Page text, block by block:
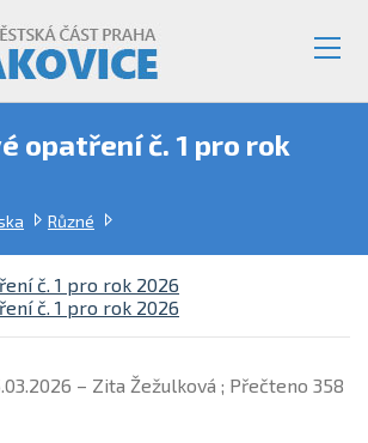
opatření č. 1 pro rok
Různé
č. 1 pro rok 2026
č. 1 pro rok 2026
– Zita Žežulková ; Přečteno 358